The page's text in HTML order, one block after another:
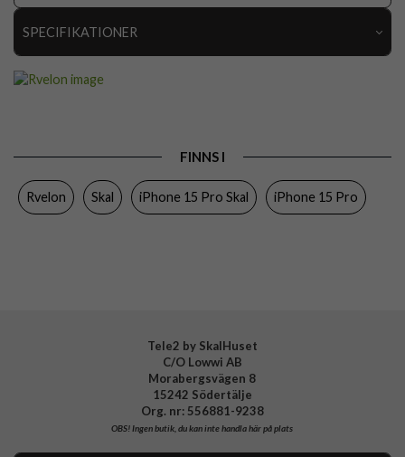
SPECIFIKATIONER
Greppvänlig, MagSafe-kompatibel
Färg Gul
FINNS I
Rvelon Skal iPhone 15 Pro Skal iPhone 15 Pro
Tele2 by SkalHuset
C/O Lowwi AB
Morabergsvägen 8
15242 Södertälje
Org. nr: 556881-9238
OBS!Ingen butik, du kan inte handla här på plats